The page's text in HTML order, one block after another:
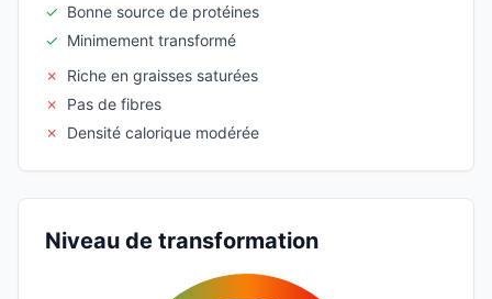
✓ Bonne source de protéines
✓ Minimement transformé
✗
Riche en graisses saturées
✗
Pas de fibres
✗
Densité calorique modérée
Niveau de transformation